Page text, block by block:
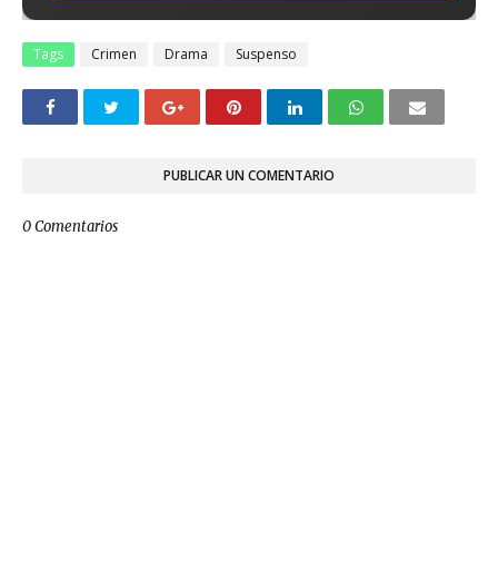
Tags Crimen Drama Suspenso
PUBLICAR UN COMENTARIO
0 Comentarios